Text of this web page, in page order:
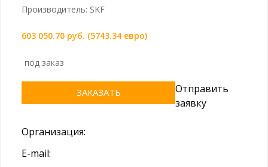
Производитель: SKF
603 050.70 руб. (5743.34 евро)
под заказ
ЗАКАЗАТЬ
Отправить
заявку
Организация:
E-mail: